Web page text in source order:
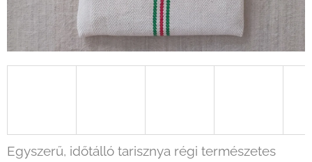
Egyszerű, időtálló tarisznya régi természetes